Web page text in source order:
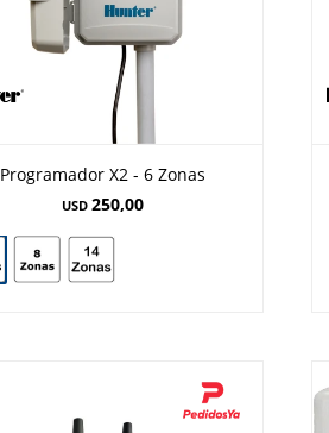
Programador X2 - 6 Zonas
USD 250,00